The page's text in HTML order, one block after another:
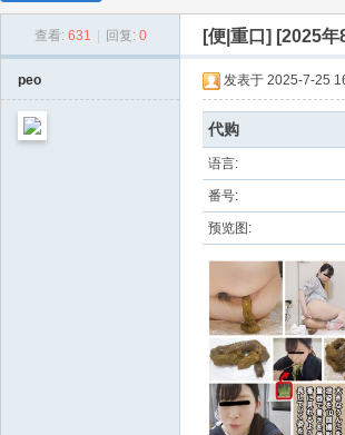
片
查看: 631 回复: 0 [便|重口] [2025
peo 发表于 2025-7-25
代购
语言:
番号:
预览图: